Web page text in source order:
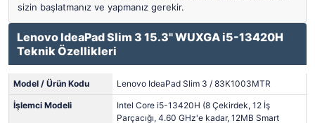
sizin başlatmanız ve yapmanız gerekir.
Lenovo IdeaPad Slim 3 15.3" WUXGA i5-13420H
Teknik Özellikleri
Model / Ürün Kodu Lenovo IdeaPad Slim 3 / 83K1003MTR
İşlemci Modeli
Intel Core i5-13420H (8 Çekirdek, 12 İş
Parçacığı, 4.60 GHz'e kadar, 12MB Smart